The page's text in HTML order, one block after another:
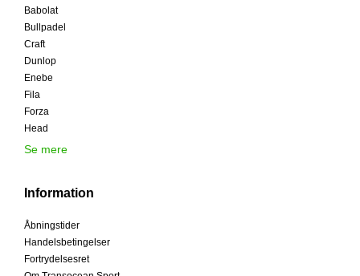
Babolat
Bullpadel
Craft
Dunlop
Enebe
Fila
Forza
Head
Se mere
Information
Åbningstider
Handelsbetingelser
Fortrydelsesret